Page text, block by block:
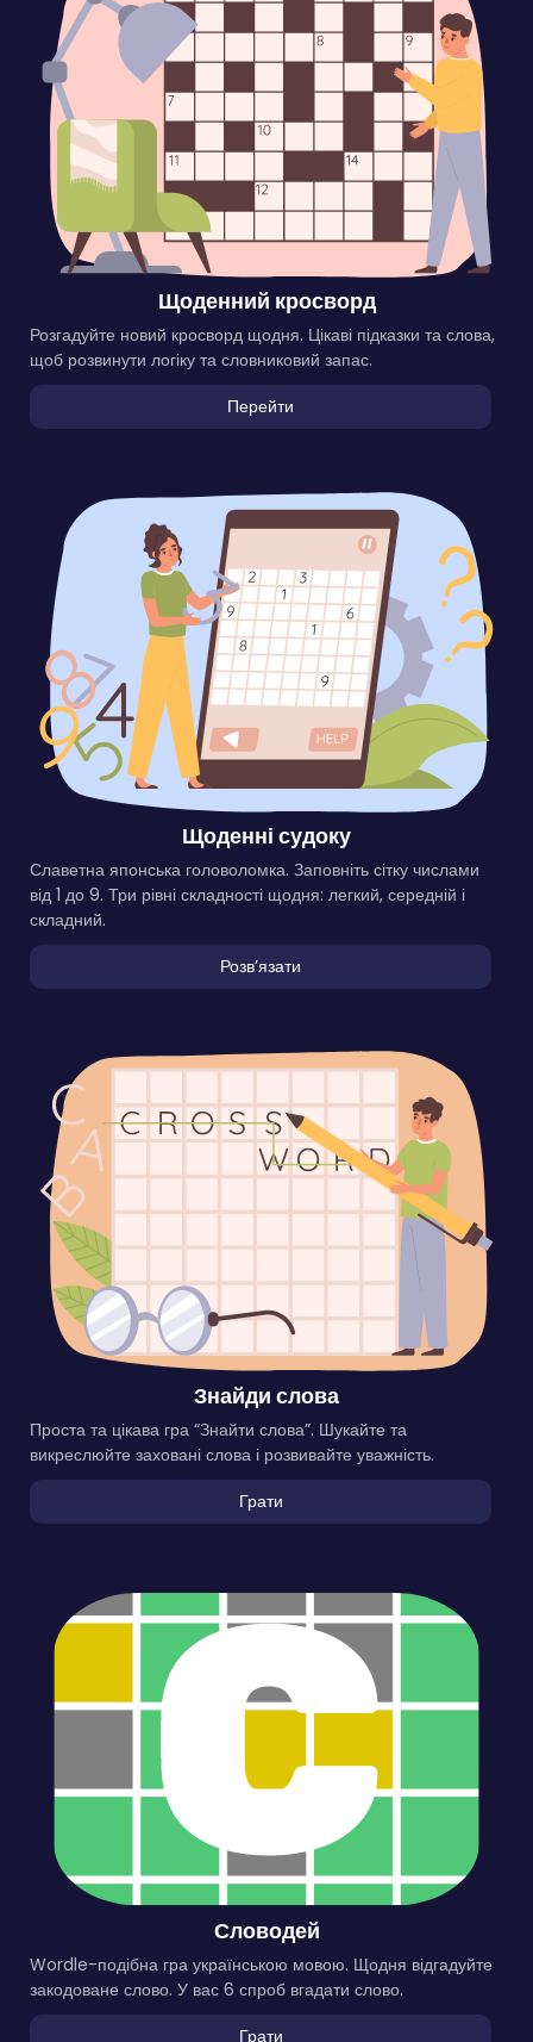
Щоденний кросворд
Розгадуйте новий кросворд щодня. Цікаві підказки та слова,
щоб розвинути логіку та словниковий запас.
Перейти
Щоденні судоку
Славетна японська головоломка. Заповніть сітку числами
від 1 до 9. Три рівні складності щодня: легкий, середній і
складний.
Розвʼязати
Знайди слова
Проста та цікава гра “Знайти слова”. Шукайте та
викреслюйте заховані слова і розвивайте уважність.
Грати
Словодей
Wordle-подібна гра українською мовою. Щодня відгадуйте
закодоване слово. У вас 6 спроб вгадати слово.
Грати